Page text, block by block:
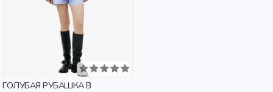
ГОЛУБАЯ РУБАШКА В